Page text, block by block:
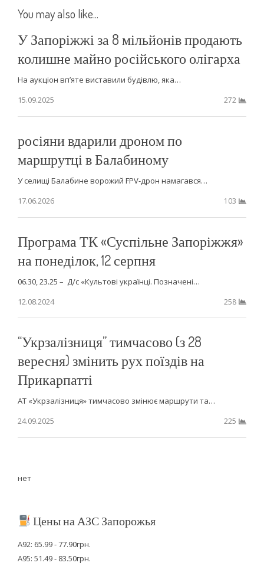
You may also like...
У Запоріжжі за 8 мільйонів продають
колишне майно російського олігарха
На аукціон вп’яте виставили будівлю, яка…
15.09.2025
272
росіяни вдарили дроном по
маршрутці в Балабиному
У селищі Балабине ворожий FPV-дрон намагався…
17.06.2026
103
Програма ТК «Суспільне Запоріжжя»
на понеділок, 12 серпня
06.30, 23.25 – Д/с «Культові українці. Позначені…
12.08.2024
258
“Укрзалізниця” тимчасово (з 28
вересня) змінить рух поїздів на
Прикарпатті
АТ «Укрзалізниця» тимчасово змінює маршрути та…
24.09.2025
225
нет
Цены на АЗС Запорожья
А92: 65.99 - 77.90грн.
А95: 51.49 - 83.50грн.